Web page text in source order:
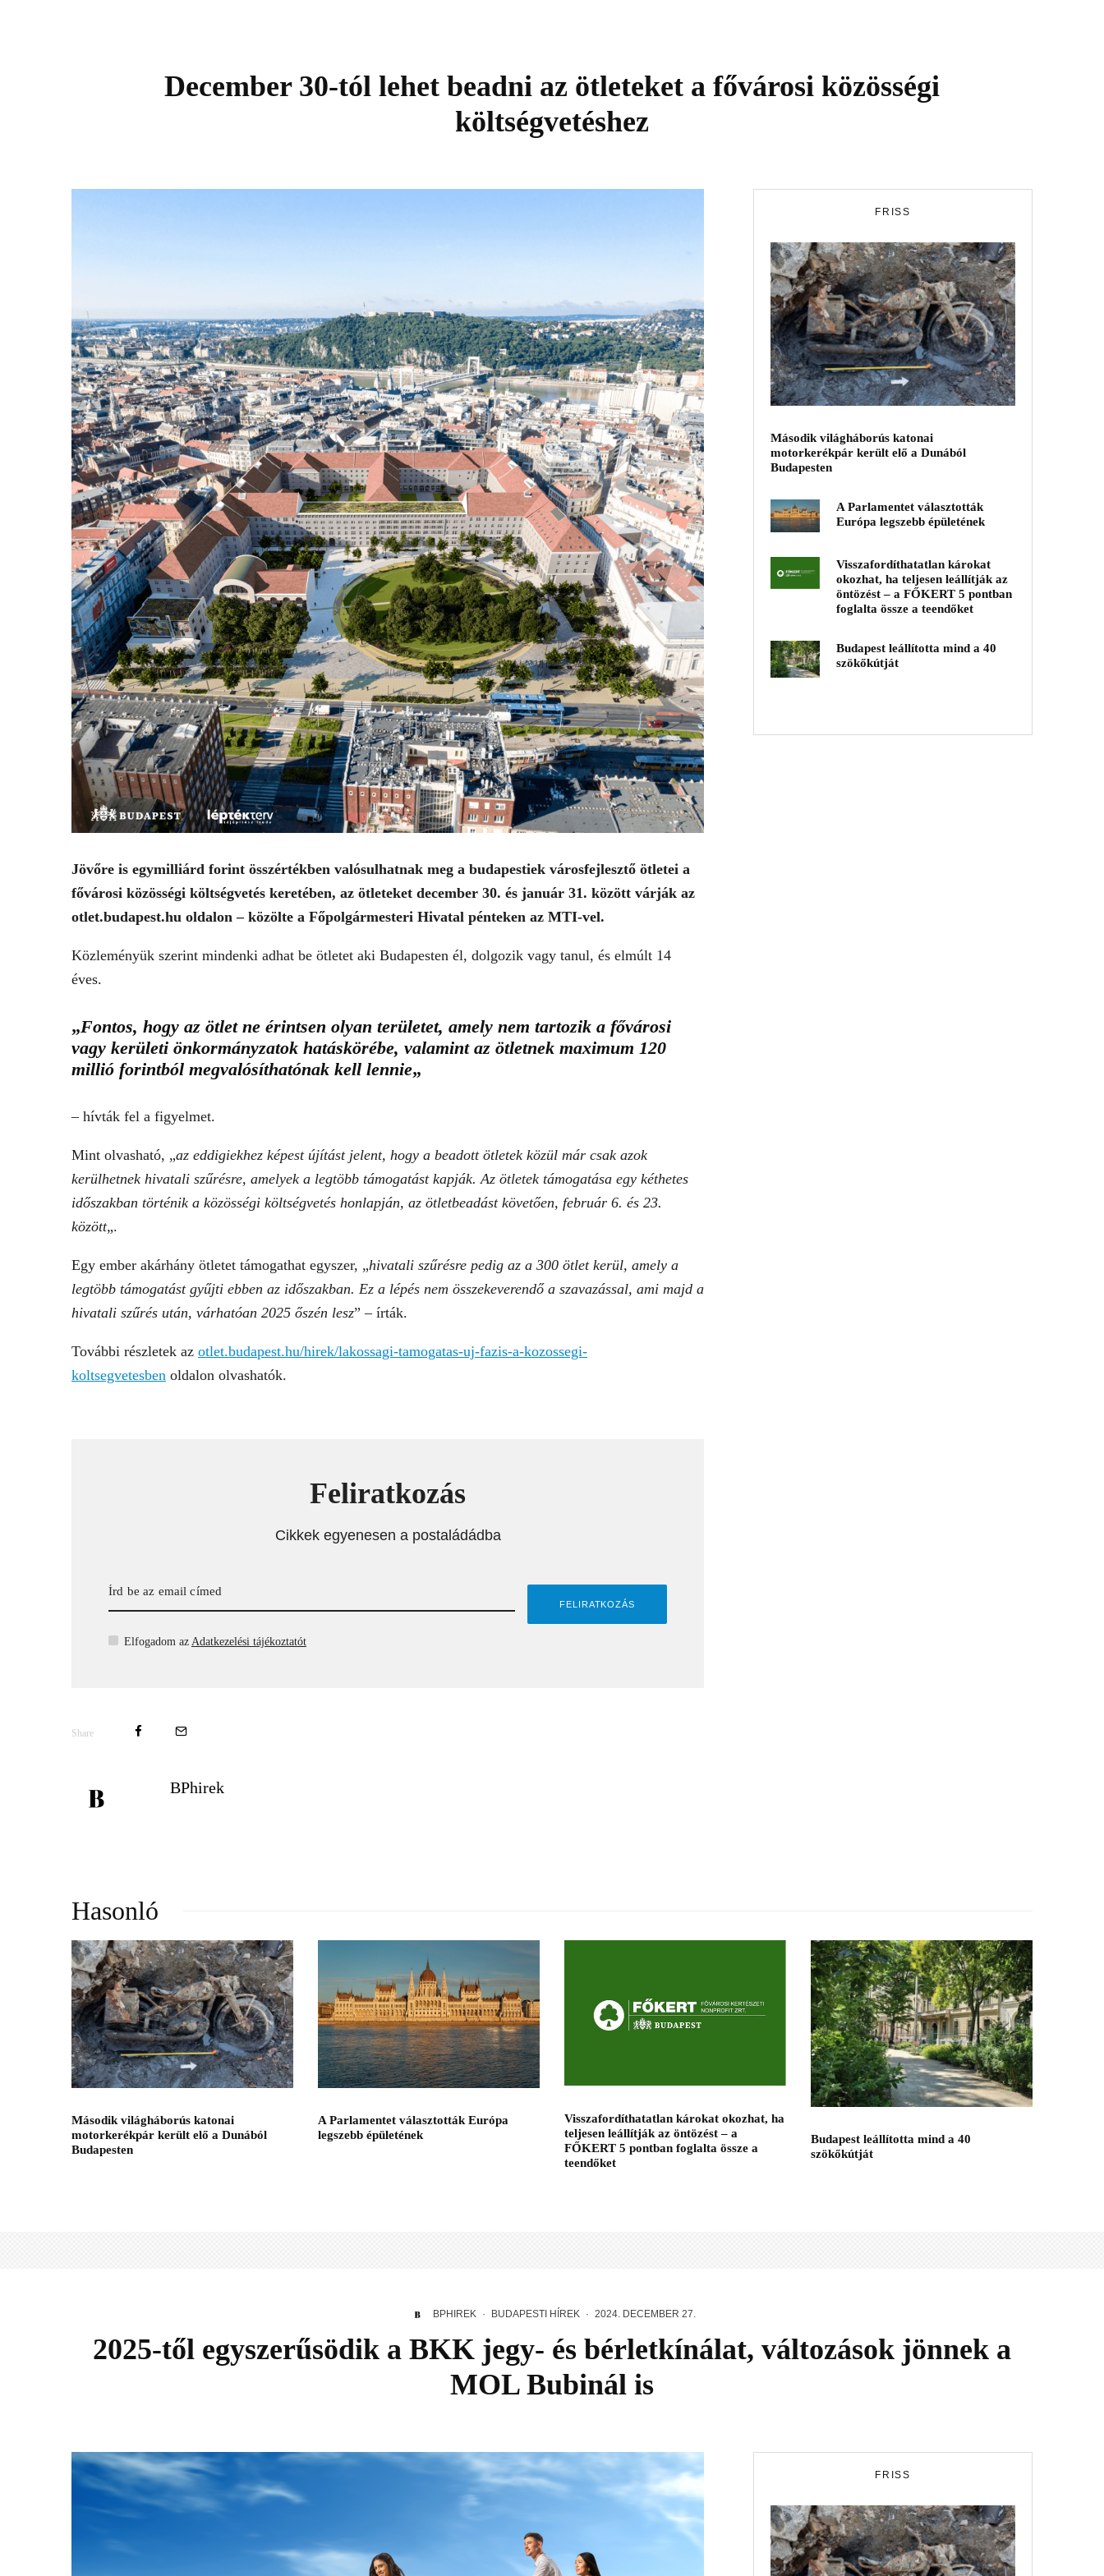
December 30-tól lehet beadni az ötleteket a fővárosi közösségi
költségvetéshez
Jövőre is egymilliárd forint összértékben valósulhatnak meg a budapestiek városfejlesztő ötletei a
fővárosi közösségi költségvetés keretében, az ötleteket december 30. és január 31. között várják az
otlet.budapest.hu oldalon – közölte a Főpolgármesteri Hivatal pénteken az MTI-vel.
Közleményük szerint mindenki adhat be ötletet aki Budapesten él, dolgozik vagy tanul, és elmúlt 14
éves.
„Fontos, hogy az ötlet ne érintsen olyan területet, amely nem tartozik a fővárosi
vagy kerületi önkormányzatok hatáskörébe, valamint az ötletnek maximum 120
millió forintból megvalósíthatónak kell lennie„
– hívták fel a figyelmet.
Mint olvasható, „az eddigiekhez képest újítást jelent, hogy a beadott ötletek közül már csak azok
kerülhetnek hivatali szűrésre, amelyek a legtöbb támogatást kapják. Az ötletek támogatása egy kéthetes
időszakban történik a közösségi költségvetés honlapján, az ötletbeadást követően, február 6. és 23.
között„.
Egy ember akárhány ötletet támogathat egyszer, „hivatali szűrésre pedig az a 300 ötlet kerül, amely a
legtöbb támogatást gyűjti ebben az időszakban. Ez a lépés nem összekeverendő a szavazással, ami majd a
hivatali szűrés után, várhatóan 2025 őszén lesz” – írták.
További részletek az otlet.budapest.hu/hirek/lakossagi-tamogatas-uj-fazis-a-kozossegi-
koltsegvetesben oldalon olvashatók.
Feliratkozás
Cikkek egyenesen a postaládádba
Elfogadom az Adatkezelési tájékoztatót
Share
BPhirek
FRISS
Második világháborús katonai
motorkerékpár került elő a Dunából
Budapesten
A Parlamentet választották
Európa legszebb épületének
Visszafordíthatatlan károkat
okozhat, ha teljesen leállítják az
öntözést – a FŐKERT 5 pontban
foglalta össze a teendőket
Budapest leállította mind a 40
szökőkútját
Hasonló
Második világháborús katonai
motorkerékpár került elő a Dunából
Budapesten
A Parlamentet választották Európa
legszebb épületének
Visszafordíthatatlan károkat okozhat, ha
teljesen leállítják az öntözést – a
FŐKERT 5 pontban foglalta össze a
teendőket
Budapest leállította mind a 40
szökőkútját
BPHIREK · BUDAPESTI HÍREK · 2024. DECEMBER 27.
2025-től egyszerűsödik a BKK jegy- és bérletkínálat, változások jönnek a
MOL Bubinál is
FRISS